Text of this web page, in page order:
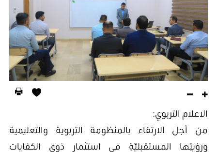
الاعلام التربوي:
من أجل الارتقاء بالمنظومة التربوية والتعليمية
ورؤيتِها المستقبليّةِ في استثمارِ ذوي الكفايات